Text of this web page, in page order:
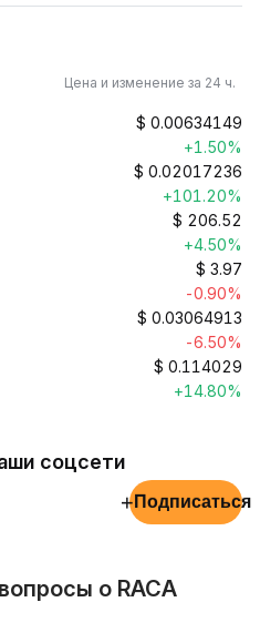
Цена и изменение за 24 ч.
$ 0.00634149
+1.50%
$ 0.02017236
+101.20%
$ 206.52
+4.50%
$ 3.97
-0.90%
$ 0.03064913
-6.50%
$ 0.114029
+14.80%
соцсети
+ Подписаться
о RACA